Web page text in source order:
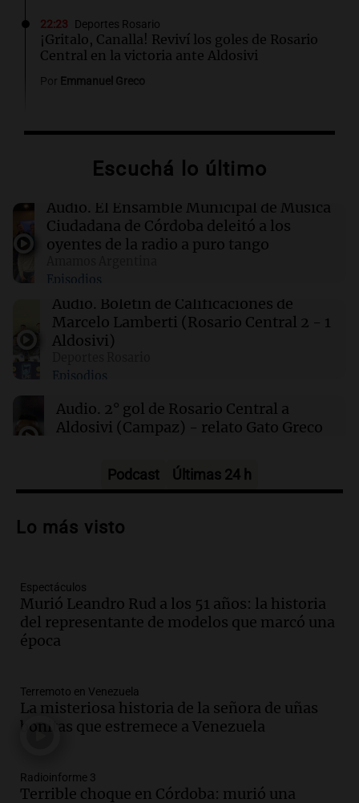
22:23 Deportes Rosario
¡Gritalo, Canalla! Reviví los goles de Rosario
Central en la victoria ante Aldosivi
Por Emmanuel Greco
Quiniela turista: conocé los números
22:14 Mundo
Liberan a ocho militares peruanos
investigados por el asesinato de cinco
personas en Colcabamba
22:03 Tecnología
OpenAI frena el desarrollo de su modelo Astra
por preocupaciones de ciberseguridad
22:03 Tecnología
controlar el gasto en IA tras un despilfarro
millonario
Escuchá lo último
Audio. El Ensamble Municipal de Música
Ciudadana de Córdoba deleitó a los
oyentes de la radio a puro tango
Episodios
Audio. Boletín de Calificaciones de
Marcelo Lamberti (Rosario Central 2 - 1
Aldosivi)
Episodios
Audio. 2° gol de Rosario Central a
Aldosivi (Campaz) - relato Gato Greco
Audio.Nuevo desarrollo urbano y casa
en Villa María
Audio.
La gran exposición de la rural de
la Bulaya abrirá sus puertas mañana con
diversas actividades y sorpresas
Panorama Federal
edificios y proyecta una casa del
estudiante con 48 municipios
involucrados
Episodios
Audio.
1° gol de Rosario Central a
Podcast Últimas 24 h
Lo más visto
Espectáculos
Murió Leandro Rud a los 51 años: la historia
del representante de modelos que marcó una
época
Terremoto en Venezuela
La misteriosa historia de la señora de uñas
bonitas que estremece a Venezuela
Radioinforme 3
Terrible choque en Córdoba: murió una